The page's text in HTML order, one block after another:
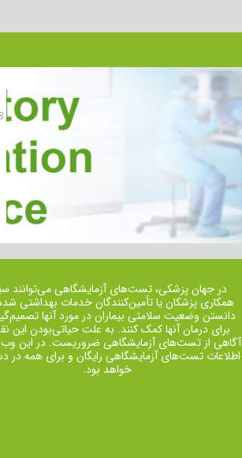
18
در جهان پزشکی، تست‌های آزمایشگاهی می‌توانند
همکاری پزشکان یا تأمین‌کنندگان خدمات بهداشتی
دانستن وضعیت سلامتی بیماران در مورد آنها
برای درمان ‌آنها کمک کنند. به علت حیاتی‌بودن این
آگاهی از تست‌های آزمایشگاهی ضروریست. در این
اطلاعات تست‌های آزمایشگاهی رایگان و برای همه در
خواهد بود.